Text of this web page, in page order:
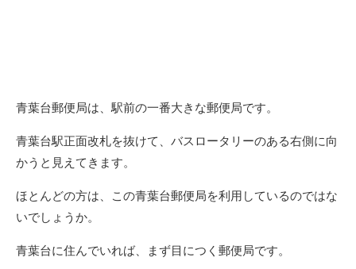
青葉台郵便局は、駅前の一番大きな郵便局です。
青葉台駅正面改札を抜けて、バスロータリーのある右側に向
かうと見えてきます。
ほとんどの方は、この青葉台郵便局を利用しているのではな
いでしょうか。
青葉台に住んでいれば、まず目につく郵便局です。